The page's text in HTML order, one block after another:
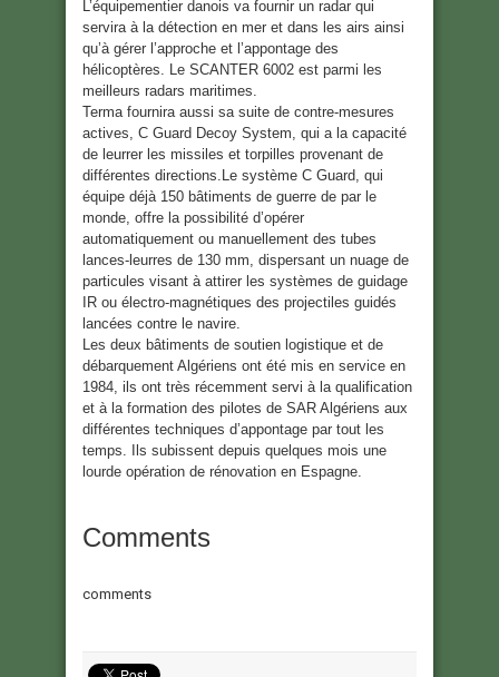
L’équipementier danois va fournir un radar qui
servira à la détection en mer et dans les airs ainsi
qu’à gérer l’approche et l’appontage des
hélicoptères. Le SCANTER 6002 est parmi les
meilleurs radars maritimes.
Terma fournira aussi sa suite de contre-mesures
actives, C Guard Decoy System, qui a la capacité
de leurrer les missiles et torpilles provenant de
différentes directions.Le système C Guard, qui
équipe déjà 150 bâtiments de guerre de par le
monde, offre la possibilité d’opérer
automatiquement ou manuellement des tubes
lances-leurres de 130 mm, dispersant un nuage de
particules visant à attirer les systèmes de guidage
IR ou électro-magnétiques des projectiles guidés
lancées contre le navire.
Les deux bâtiments de soutien logistique et de
débarquement Algériens ont été mis en service en
1984, ils ont très récemment servi à la qualification
et à la formation des pilotes de SAR Algériens aux
différentes techniques d’appontage par tout les
temps. Ils subissent depuis quelques mois une
lourde opération de rénovation en Espagne.
Comments
comments